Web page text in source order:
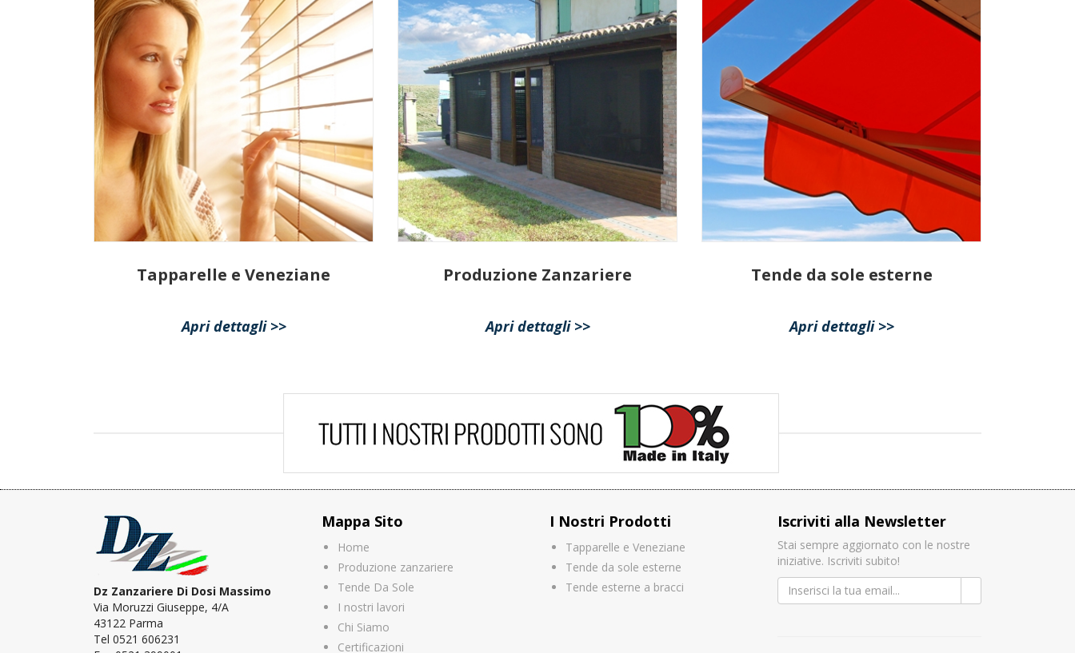
Tapparelle e Veneziane
Apri dettagli >>
Produzione Zanzariere
Apri dettagli >>
Tende da sole esterne
Apri dettagli >>
Dz Zanzariere Di Dosi Massimo
Via Moruzzi Giuseppe, 4/A
43122 Parma
Tel 0521 606231
Mappa Sito
Home
Produzione zanzariere
Tende Da Sole
I nostri lavori
Chi Siamo
Certificazioni
I Nostri Prodotti
Tapparelle e Veneziane
Tende da sole esterne
Tende esterne a bracci
Iscriviti alla Newsletter
Stai sempre aggiornato con le nostre
iniziative. Iscriviti subito!